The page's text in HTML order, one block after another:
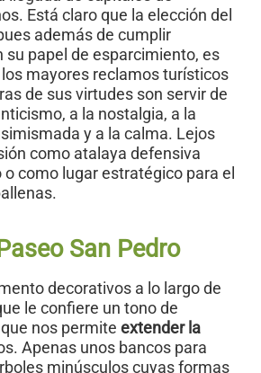
Está claro que la elección del
además de cumplir
papel de esparcimiento, es
mayores reclamos turísticos
de sus virtudes son servir de
a la nostalgia, a la
y a la calma. Lejos
como atalaya defensiva
como lugar estratégico para el
San Pedro
decorativos a lo largo de
le confiere un tono de
nos permite extender la
Apenas unos bancos para
minúsculos cuyas formas